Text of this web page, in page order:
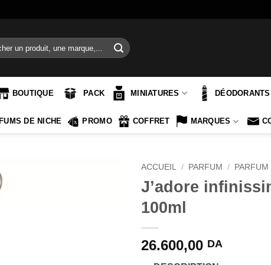
BOUTIQUE PACK MINIATURES DÉODORANTS
DE NICHE PROMO COFFRET MARQUES
ACCUEIL / PARFUM /
J’adore
100ml
26.600,00 DA